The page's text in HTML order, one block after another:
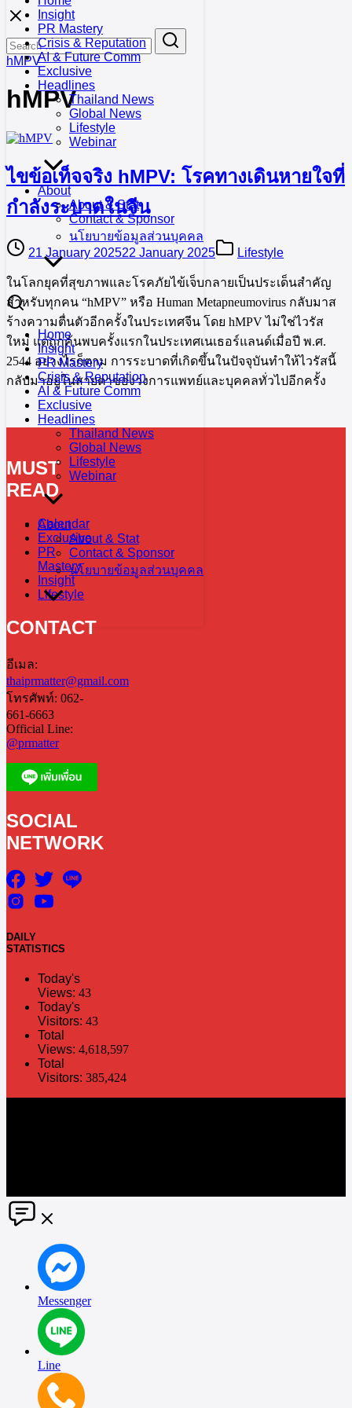
Skip
content
Insight
PR Mastery
Crisis & Reputation
AI & Future Comm
Exclusive
Headlines
Thailand News
Global News
Lifestyle
Webinar
About
About & Stat
Contact & Sponsor
นโยบายข้อมูลส่วนบุคคล
Home
Insight
PR Mastery
Crisis & Reputation
AI & Future Comm
Exclusive
Headlines
Thailand News
Global News
Lifestyle
Webinar
About
About & Stat
Contact & Sponsor
นโยบายข้อมูลส่วนบุคคล
Search
for:
hMPV
hMPV
ไขข้อเท็จจริง hMPV: โรคทางเดินหายใจที่
กำลังระบาดในจีน
21 January 202522 January 2025 Lifestyle
ในโลกยุคที่สุขภาพและโรคภัยไข้เจ็บกลายเป็นประเด็นสำคัญ
สำหรับทุกคน “hMPV” หรือ Human Metapneumovirus กลับมาส
ร้างความตื่นตัวอีกครั้งในประเทศจีน โดย hMPV ไม่ใช่ไวรัส
ใหม่ แต่ถูกค้นพบครั้งแรกในประเทศเนเธอร์แลนด์เมื่อปี พ.ศ.
2544 อย่างไรก็ตาม การระบาดที่เกิดขึ้นในปัจจุบันทำให้ไวรัสนี้
กลับมาอยู่ในสายตาของวงการแพทย์และบุคคลทั่วไปอีกครั้ง
MUST
READ
Calendar
Exclusive
PR
Mastery
Insight
Lifestyle
CONTACT
อีเมล:
thaiprmatter@gmail.com
โทรศัพท์: 062-
661-6663
Official Line:
@prmatter
SOCIAL
NETWORK
DAILY
STATISTICS
Today's
Views: 43
Today's
Visitors: 43
Total
Views: 4,618,597
Total
Visitors: 385,424
Messenger
Line